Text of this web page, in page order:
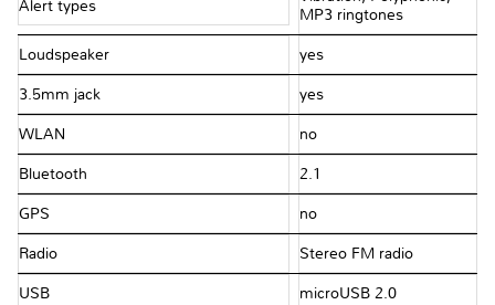
Alert types
MP3 ringtones
Loudspeaker yes
3.5mm jack yes
WLAN no
Bluetooth 2.1
GPS no
Radio Stereo FM radio
USB microUSB 2.0